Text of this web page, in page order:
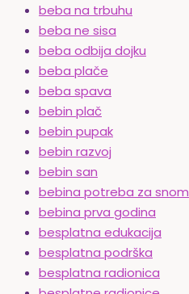
beba na trbuhu
beba ne sisa
beba odbija dojku
beba plače
beba spava
bebin plač
bebin pupak
bebin razvoj
bebin san
bebina potreba za snom
bebina prva godina
besplatna edukacija
besplatna podrška
besplatna radionica